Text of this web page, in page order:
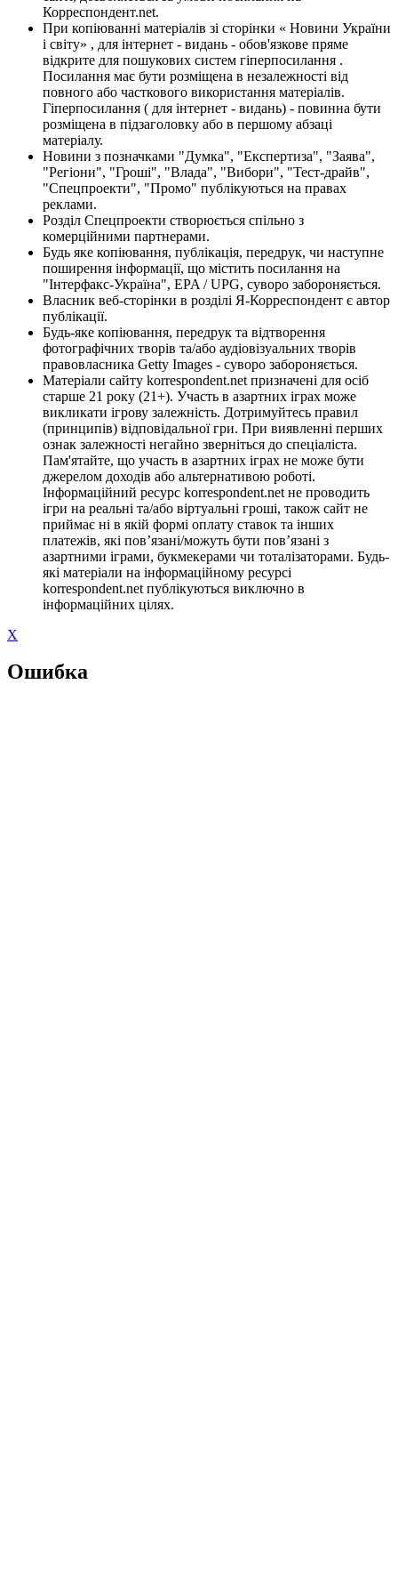
Корреспондент.net.
При копіюванні матеріалів зі сторінки « Новини України
і світу» , для інтернет - видань - обов'язкове пряме
відкрите для пошукових систем гіперпосилання .
Посилання має бути розміщена в незалежності від
повного або часткового використання матеріалів.
Гіперпосилання ( для інтернет - видань) - повинна бути
розміщена в підзаголовку або в першому абзаці
матеріалу.
Новини з позначками "Думка", "Експертиза", "Заява",
"Регіони", "Гроші", "Влада", "Вибори", "Тест-драйв",
"Спецпроекти", "Промо" публікуються на правах
реклами.
Розділ Спецпроекти створюється спільно з
комерційними партнерами.
Будь яке копіювання, публікація, передрук, чи наступне
поширення інформації, що містить посилання на
"Інтерфакс-Україна", EPA / UPG, суворо забороняється.
Власник веб-сторінки в розділі Я-Корреспондент є автор
публікації.
Будь-яке копіювання, передрук та відтворення
фотографічних творів та/або аудіовізуальних творів
правовласника Getty Images - суворо забороняється.
Матеріали сайту korrespondent.net призначені для осіб
старше 21 року (21+). Участь в азартних іграх може
викликати ігрову залежність. Дотримуйтесь правил
(принципів) відповідальної гри. При виявленні перших
ознак залежності негайно зверніться до спеціаліста.
Пам'ятайте, що участь в азартних іграх не може бути
джерелом доходів або альтернативою роботі.
Інформаційний ресурс korrespondent.net не проводить
ігри на реальні та/або віртуальні гроші, також сайт не
приймає ні в якій формі оплату ставок та інших
платежів, які пов’язані/можуть бути пов’язані з
азартними іграми, букмекерами чи тоталізаторами. Будь-
які матеріали на інформаційному ресурсі
korrespondent.net публікуються виключно в
інформаційних цілях.
X
Ошибка